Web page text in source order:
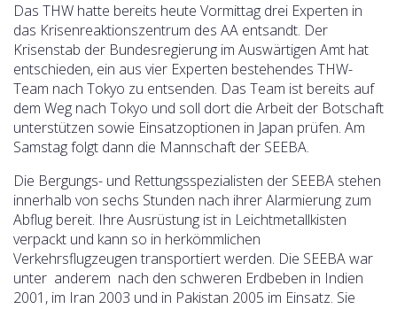
Das THW hatte bereits heute Vormittag drei Experten in
das Krisenreaktionszentrum des AA entsandt. Der
Krisenstab der Bundesregierung im Auswärtigen Amt hat
entschieden, ein aus vier Experten bestehendes THW-
Team nach Tokyo zu entsenden. Das Team ist bereits auf
dem Weg nach Tokyo und soll dort die Arbeit der Botschaft
unterstützen sowie Einsatzoptionen in Japan prüfen. Am
Samstag folgt dann die Mannschaft der SEEBA.
Die Bergungs- und Rettungsspezialisten der SEEBA stehen
innerhalb von sechs Stunden nach ihrer Alarmierung zum
Abflug bereit. Ihre Ausrüstung ist in Leichtmetallkisten
verpackt und kann so in herkömmlichen
Verkehrsflugzeugen transportiert werden. Die SEEBA war
unter anderem nach den schweren Erdbeben in Indien
2001, im Iran 2003 und in Pakistan 2005 im Einsatz. Sie